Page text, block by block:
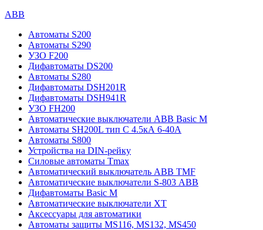
ABB
Автоматы S200
Автоматы S290
УЗО F200
Дифавтоматы DS200
Автоматы S280
Дифавтоматы DSH201R
Дифавтоматы DSH941R
УЗО FH200
Автоматические выключатели ABB Basic M
Автоматы SH200L тип С 4.5кА 6-40А
Автоматы S800
Устройства на DIN-рейку
Силовые автоматы Tmax
Автоматический выключатель ABB TMF
Автоматические выключатели S-803 АВВ
Дифавтоматы Basic M
Автоматические выключатели XT
Аксессуары для автоматики
Автоматы защиты MS116, MS132, MS450